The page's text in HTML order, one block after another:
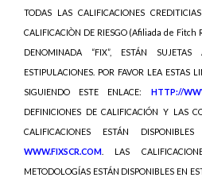
TODAS LAS CALIFICACIONES
CALIFICACIÒN DE RIESGO (Afiliada de Fitch
DENOMINADA “FIX”, ESTÁN
ESTIPULACIONES. POR FAVOR LEA ESTAS
SIGUIENDO ESTE ENLACE: HTTP://
DEFINICIONES DE CALIFICACIÓN Y LAS
CALIFICACIONES ESTÁN
WWW.FIXSCR.COM . LAS
METODOLOGÍAS ESTÁN DISPONIBLES EN